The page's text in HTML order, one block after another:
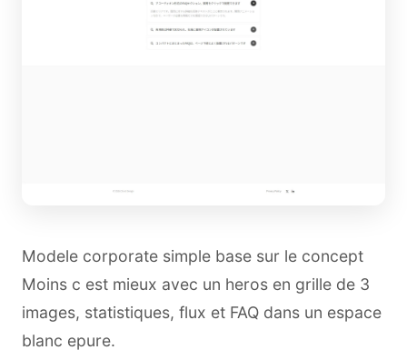
Modele corporate simple base sur le concept
Moins c est mieux avec un heros en grille de 3
images, statistiques, flux et FAQ dans un espace
blanc epure.